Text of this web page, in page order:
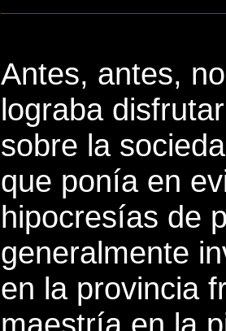
Antes, antes,
lograba
sobre la
que ponía en
hipocresías de
generalmente
en la provincia